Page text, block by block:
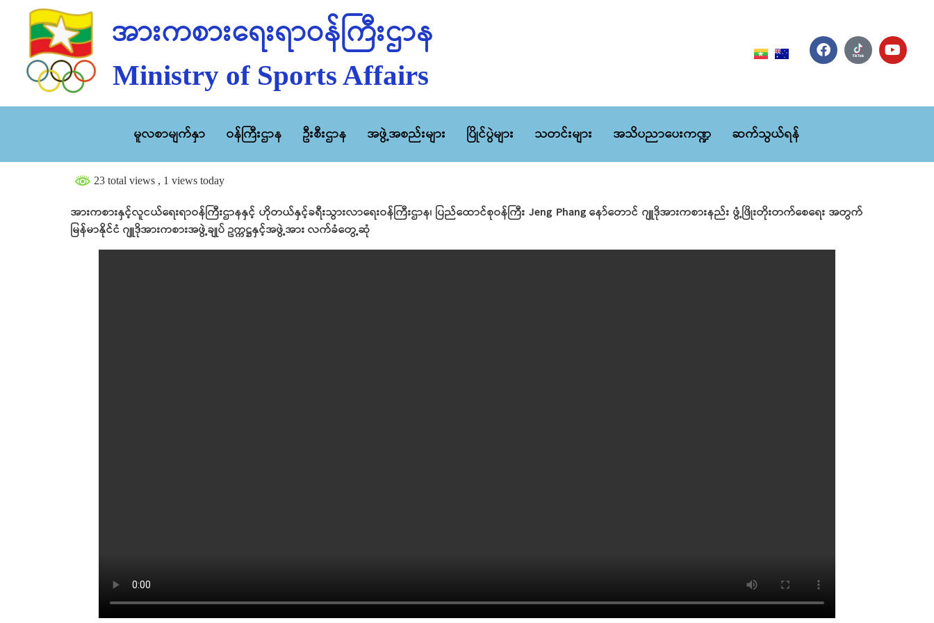
အားကစားရေးရာဝန်ကြီးဌာန
Ministry of Sports Affairs
မူလစာမျက်နှာ ဝန်ကြီးဌာန ဦးစီးဌာန အဖွဲ့အစည်းများ ပြိုင်ပွဲများ သတင်းများ အသိပညာပေးကဏ္ဍ ဆက်သွယ်ရန်
23 total views , 1 views today
အားကစားနှင့်လူငယ်ရေးရာဝန်ကြီးဌာနနှင့် ဟိုတယ်နှင့်ခရီးသွားလာရေးဝန်ကြီးဌာန၊ ပြည်ထောင်စုဝန်ကြီး Jeng Phang နော်တောင် ဂျူဒိုအားကစားနည်း ဖွံ့ဖြိုးတိုးတက်စေရေး အတွက်
မြန်မာနိုင်ငံ ဂျူဒိုအားကစားအဖွဲ့ချုပ် ဥက္ကဋ္ဌနှင့်အဖွဲ့အား လက်ခံတွေ့ဆုံ